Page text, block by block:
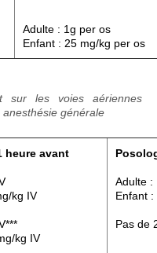
Adulte : 1g per os
Enfant : 25 mg/kg per os
sur les voies aériennes
générale
heure avant
kg IV
kg IV
Adulte :
Enfant
Pas de